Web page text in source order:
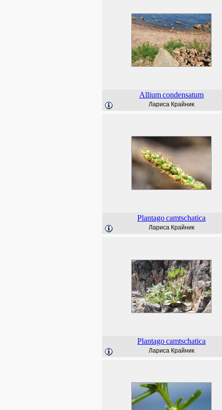
Alliumcondensatum
Лариса Крайник
Plantagocamtschatica
Лариса Крайник
Plantagocamtschatica
Лариса Крайник